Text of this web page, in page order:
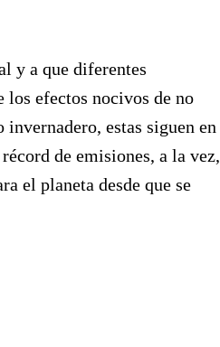
y a que diferentes
los efectos nocivos de no
estas siguen en
de emisiones, a la vez,
el planeta desde que se